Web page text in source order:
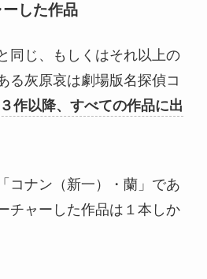
した作品
同じ、もしくはそれ以上の
る灰原哀は劇場版名探偵コ
作以降、すべての作品に出
コナン（新一）・蘭」であ
チャーした作品は１本しか